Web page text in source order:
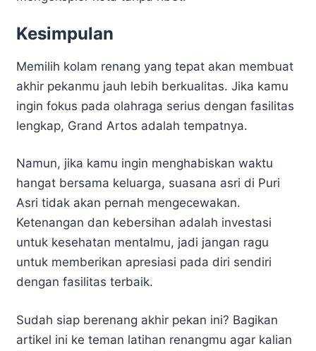
Kesimpulan
Memilih kolam renang yang tepat akan membuat
akhir pekanmu jauh lebih berkualitas. Jika kamu
ingin fokus pada olahraga serius dengan fasilitas
lengkap, Grand Artos adalah tempatnya.
Namun, jika kamu ingin menghabiskan waktu
hangat bersama keluarga, suasana asri di Puri
Asri tidak akan pernah mengecewakan.
Ketenangan dan kebersihan adalah investasi
untuk kesehatan mentalmu, jadi jangan ragu
untuk memberikan apresiasi pada diri sendiri
dengan fasilitas terbaik.
Sudah siap berenang akhir pekan ini? Bagikan
artikel ini ke teman latihan renangmu agar kalian